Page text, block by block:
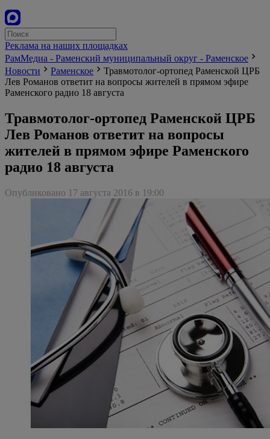
Реклама на наших площадках
РамМедиа - Раменский муниципальный округ - Раменское
Новости
Раменское
Травмотолог-ортопед Раменской ЦРБ
Лев Романов ответит на вопросы жителей в прямом эфире
Раменского радио 18 августа
Травмотолог-ортопед Раменской ЦРБ
Лев Романов ответит на вопросы
жителей в прямом эфире Раменского
радио 18 августа
Опубликовано 17 августа 2016 в 19:00